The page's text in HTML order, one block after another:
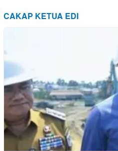
CAKAP KETUA EDI